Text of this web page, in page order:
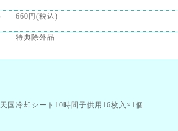
660円(税込)
特典除外品
国冷却シート10時間子供用16枚入×1個